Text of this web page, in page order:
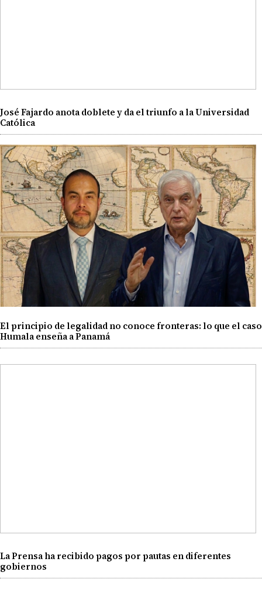
José Fajardo anota doblete y da el triunfo a la Universidad
Católica
El principio de legalidad no conoce fronteras: lo que el caso
Humala enseña a Panamá
La Prensa ha recibido pagos por pautas en diferentes
gobiernos